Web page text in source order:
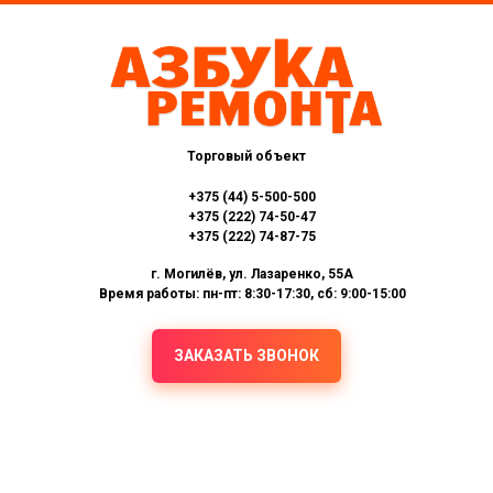
Торговый объект
+375 (44) 5-500-500
+375 (222) 74-50-47
+375 (222) 74-87-75
г. Могилёв, ул. Лазаренко, 55А
Время работы: пн-пт: 8:30-17:30, сб: 9:00-15:00
ЗАКАЗАТЬ ЗВОНОК